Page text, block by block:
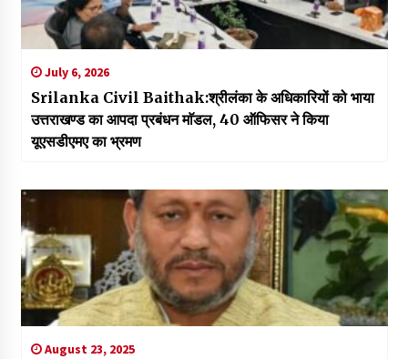
July 6, 2026
Srilanka Civil Baithak:श्रीलंका के अधिकारियों को भाया
उत्तराखण्ड का आपदा प्रबंधन माॅडल, 40 ऑफिसर ने किया
यूएसडीएमए का भ्रमण
August 23, 2025